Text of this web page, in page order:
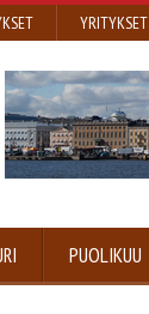
YRITYKSET
PUOLIKUU